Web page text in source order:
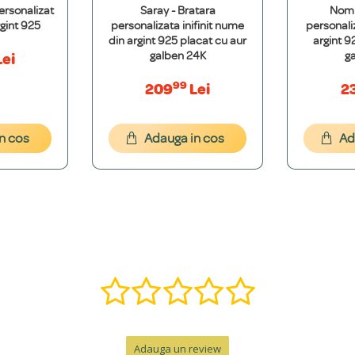
hipoalergenice și nu conțin metale grele. Folosim argint de puritate
font dorești. Îți vom oferi o simulare grafică gratuită pentru a ne asigura
la care se adaugă timpul de livrare.
925
cos
Saray - Bratara
personalizata inifinit nume
din argint 925 placat cu aur
galben 24K
20999Lei
Adauga in cos
argint
Adauga un review